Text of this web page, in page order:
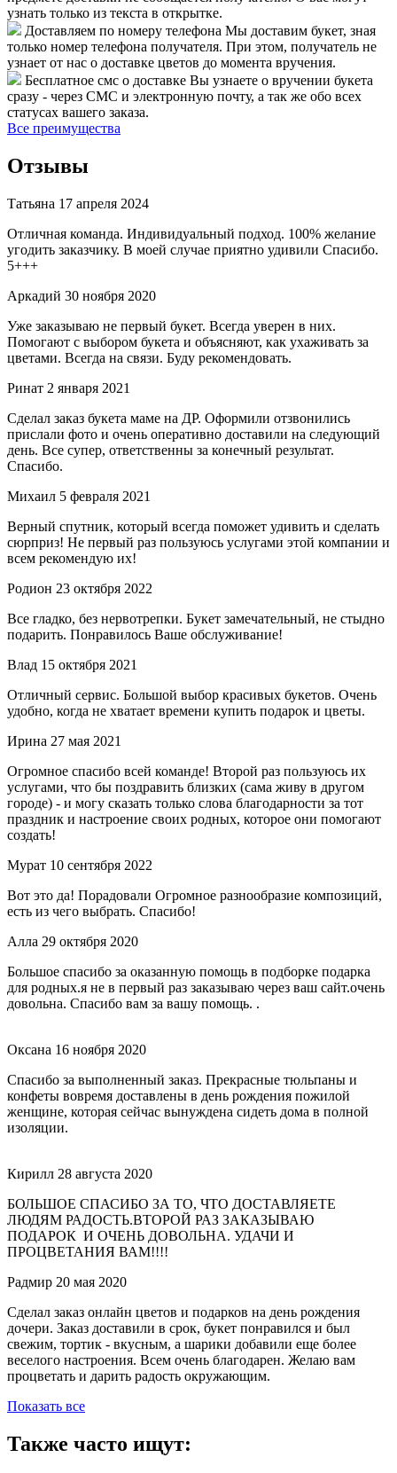
узнать только из текста в открытке.
Доставляем по номеру телефона Мы доставим букет, зная
только номер телефона получателя. При этом, получатель не
узнает от нас о доставке цветов до момента вручения.
Бесплатное смс о доставке Вы узнаете о вручении букета
сразу - через СМС и электронную почту, а так же обо всех
статусах вашего заказа.
Все преимущества
Отзывы
Татьяна 17 апреля 2024
Отличная команда. Индивидуальный подход. 100% желание
угодить заказчику. В моей случае приятно удивили Спасибо.
5+++
Аркадий 30 ноября 2020
Уже заказываю не первый букет. Всегда уверен в них.
Помогают с выбором букета и объясняют, как ухаживать за
цветами. Всегда на связи. Буду рекомендовать.
Ринат 2 января 2021
Сделал заказ букета маме на ДР. Оформили отзвонились
прислали фото и очень оперативно доставили на следующий
день. Все супер, ответственны за конечный результат.
Спасибо.
Михаил 5 февраля 2021
Верный спутник, который всегда поможет удивить и сделать
сюрприз! Не первый раз пользуюсь услугами этой компании и
всем рекомендую их!
Родион 23 октября 2022
Все гладко, без нервотрепки. Букет замечательный, не стыдно
подарить. Понравилось Ваше обслуживание!
Влад 15 октября 2021
Отличный сервис. Большой выбор красивых букетов. Очень
удобно, когда не хватает времени купить подарок и цветы.
Ирина 27 мая 2021
Огромное спасибо всей команде! Второй раз пользуюсь их
услугами, что бы поздравить близких (сама живу в другом
городе) - и могу сказать только слова благодарности за тот
праздник и настроение своих родных, которое они помогают
создать!
Мурат 10 сентября 2022
Вот это да! Порадовали Огромное разнообразие композиций,
есть из чего выбрать. Спасибо!
Алла 29 октября 2020
Большое спасибо за оказанную помощь в подборке подарка
для родных.я не в первый раз заказываю через ваш сайт.очень
довольна. Спасибо вам за вашу помощь. .
Оксана 16 ноября 2020
Спасибо за выполненный заказ. Прекрасные тюльпаны и
конфеты вовремя доставлены в день рождения пожилой
женщине, которая сейчас вынуждена сидеть дома в полной
изоляции.
Кирилл 28 августа 2020
БОЛЬШОЕ СПАСИБО ЗА ТО, ЧТО ДОСТАВЛЯЕТЕ
ЛЮДЯМ РАДОСТЬ.ВТОРОЙ РАЗ ЗАКАЗЫВАЮ
ПОДАРОК И ОЧЕНЬ ДОВОЛЬНА. УДАЧИ И
ПРОЦВЕТАНИЯ ВАМ!!!!
Радмир 20 мая 2020
Сделал заказ онлайн цветов и подарков на день рождения
дочери. Заказ доставили в срок, букет понравился и был
свежим, тортик - вкусным, а шарики добавили еще более
веселого настроения. Всем очень благодарен. Желаю вам
процветать и дарить радость окружающим.
Показать все
Также часто ищут: